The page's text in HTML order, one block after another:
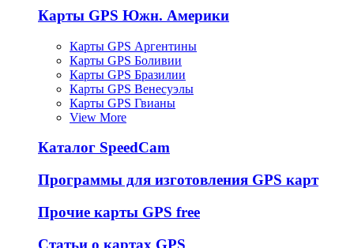
Карты GPS Южн. Америки
Карты GPS Аргентины
Карты GPS Боливии
Карты GPS Бразилии
Карты GPS Венесуэлы
Карты GPS Гвианы
View More
Каталог SpeedCam
Программы для изготовления GPS карт
Прочие карты GPS free
Статьи о картах GPS